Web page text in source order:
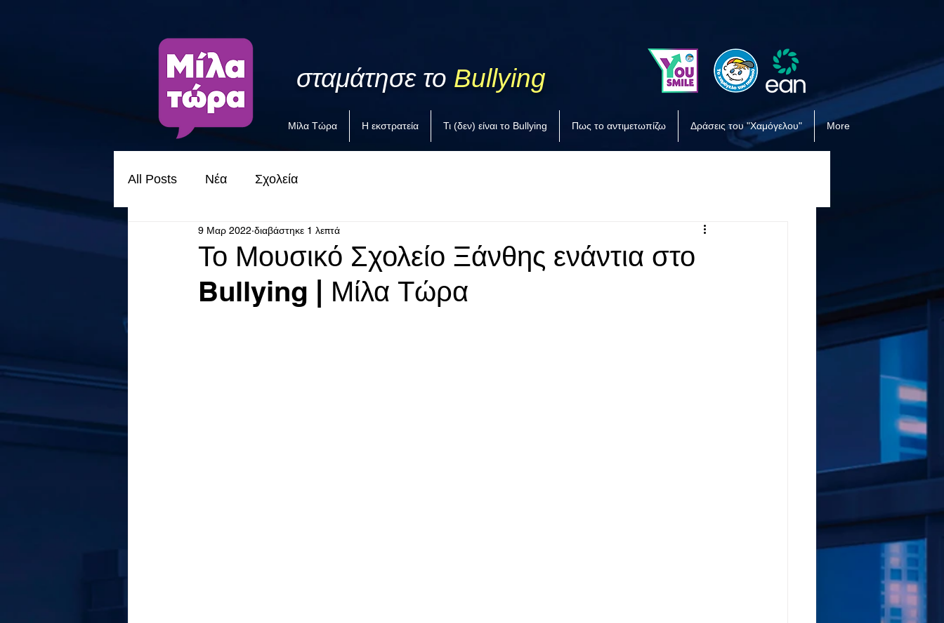
σταμάτησε το Bullying
Μίλα Τώρα Η εκστρατεία Τι (δεν) είναι το Bullying Πως το αντιμετωπίζω Δράσεις του "Χαμόγελου" More
All Posts Νέα Σχολεία
Το Μουσικό Σχολείο Ξάνθης ενάντια στο
Bullying | Μίλα Τώρα
9 Μαρ 2022 διαβάστηκε 1 λεπτά